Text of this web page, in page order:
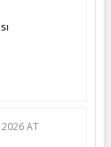
2026 AT